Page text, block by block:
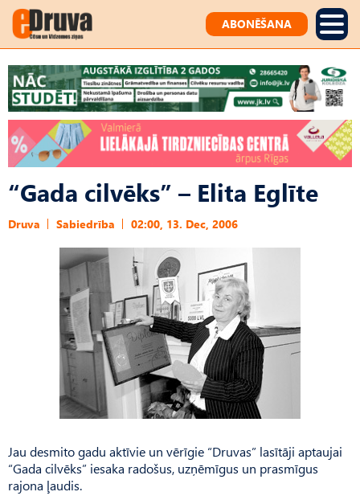
ABONĒŠANA
“Gada cilvēks” – Elita Eglīte
Druva Sabiedrība 02:00, 13. Dec, 2006
Jau desmito gadu aktīvie un vērīgie “Druvas” lasītāji aptaujai
“Gada cilvēks” iesaka radošus, uzņēmīgus un prasmīgus
rajona ļaudis.